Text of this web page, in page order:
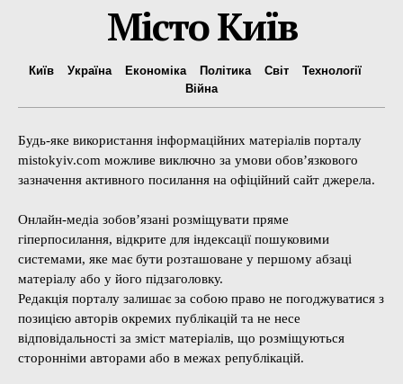
Місто Київ
Київ Україна Економіка Політика Світ
Технології
Війна
Будь-яке використання інформаційних матеріалів порталу
mistokyiv.com можливе виключно за умови обов’язкового
зазначення активного посилання на офіційний сайт джерела.
Онлайн-медіа зобов’язані розміщувати пряме
гіперпосилання, відкрите для індексації пошуковими
системами, яке має бути розташоване у першому абзаці
матеріалу або у його підзаголовку.
Редакція порталу залишає за собою право не погоджуватися з
позицією авторів окремих публікацій та не несе
відповідальності за зміст матеріалів, що розміщуються
сторонніми авторами або в межах републікацій.